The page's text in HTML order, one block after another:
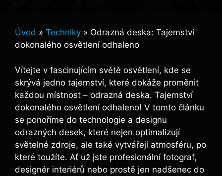
Úvod » Techniky » Odrazná deska: Tajemství
dokonalého osvětlení odhaleno
Vítejte v fascinujícím světě osvětlení, kde se
‍skrývá jedno ‌tajemství, ⁤které​ dokáže‍ proměnit
každou místnost ⁤–⁢ odrazná deska. Tajemství
dokonalého osvětlení odhaleno! ​V tomto ⁢článku
se ponoříme do technologie a ‍designu
odrazných⁣ desek, které nejen⁣ optimalizují
světelné zdroje, ale také vytvářejí atmosféru, po
které toužíte. Ať už jste profesionální fotograf,
designér interiérů nebo prostě jen nadšenec do